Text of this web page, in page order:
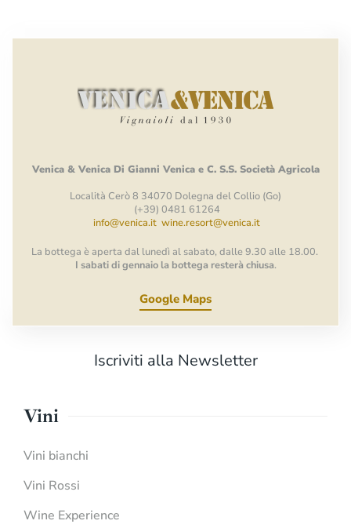
Venica & Venica Di Gianni Venica e C. S.S. Società Agricola
Località Cerò 8 34070 Dolegna del Collio (Go)
(+39) 0481 61264
info@venica.it wine.resort@venica.it
La bottega è aperta dal lunedì al sabato, dalle 9.30 alle 18.00.
I sabati di gennaio la bottega resterà chiusa.
Google Maps
Iscriviti alla Newsletter
Vini
Vini bianchi
Vini Rossi
Wine Experience